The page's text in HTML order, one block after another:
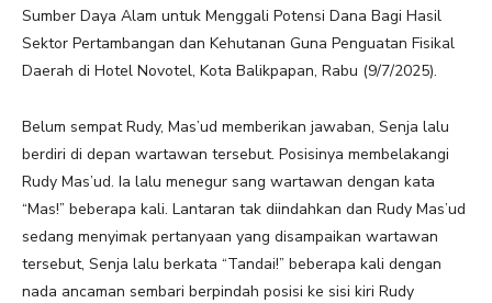
Sumber Daya Alam untuk Menggali Potensi Dana Bagi Hasil
Sektor Pertambangan dan Kehutanan Guna Penguatan Fisikal
Daerah di Hotel Novotel, Kota Balikpapan, Rabu (9/7/2025).
Belum sempat Rudy, Mas’ud memberikan jawaban, Senja lalu
berdiri di depan wartawan tersebut. Posisinya membelakangi
Rudy Mas’ud. Ia lalu menegur sang wartawan dengan kata
“Mas!” beberapa kali. Lantaran tak diindahkan dan Rudy Mas’ud
sedang menyimak pertanyaan yang disampaikan wartawan
tersebut, Senja lalu berkata “Tandai!” beberapa kali dengan
nada ancaman sembari berpindah posisi ke sisi kiri Rudy